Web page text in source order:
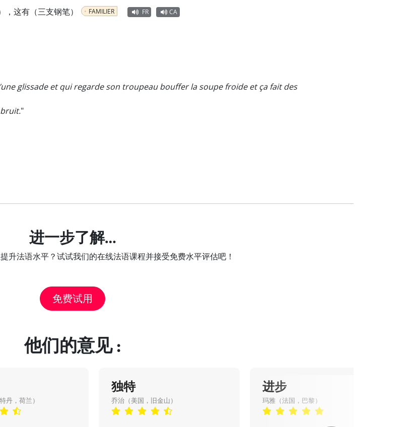
，这有（三支钢笔） FAMILIER FR CA
glissade et qui regarde son troupeau bouffer la soupe froide et ça fait des
"
进一步了解…
升法语水平？试试我们的在线法语课程并接受免费水平评估吧！
免费试用
他们的意见 :
丹，荷兰）
独特
乔治（美国，旧金山）
进步
玛雅（法国，巴黎）